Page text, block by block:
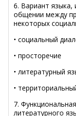
6. Вариант
общении между
некоторых
• социальный
• просторечие
• литературный
•
7.
литературного